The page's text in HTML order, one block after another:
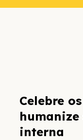
Celebre
interna